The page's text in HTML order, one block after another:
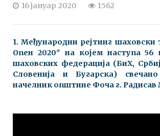
16 јануар 2020
1562
1. Међународни рејтинг
Опен 2020" на којем наступа 56
шаховских федерација (БиХ,
Словенија и Бугарска)
начелник општине Фоча г.